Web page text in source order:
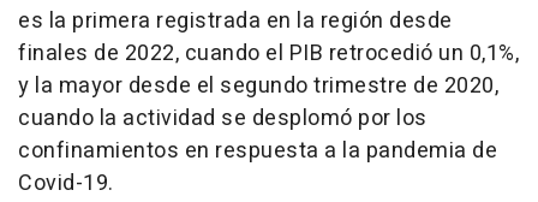
es la primera registrada en la región desde
finales de 2022, cuando el PIB retrocedió un 0,1%,
y la mayor desde el segundo trimestre de 2020,
cuando la actividad se desplomó por los
confinamientos en respuesta a la pandemia de
Covid-19.